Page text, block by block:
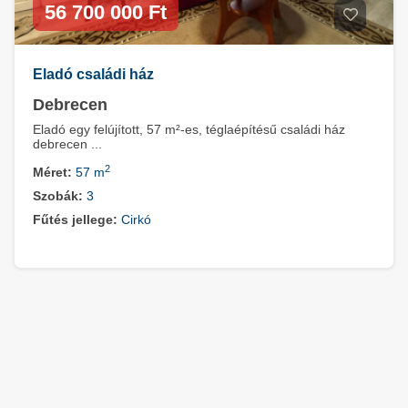
56 700 000 Ft
Eladó családi ház
Debrecen
Eladó egy felújított, 57 m²-es, téglaépítésű családi ház
debrecen ...
Méret: 57 m2
Szobák: 3
Fűtés jellege: Cirkó